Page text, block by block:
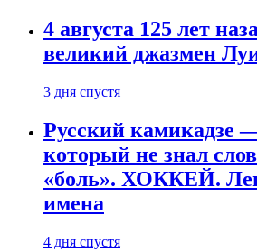
4 августа 125 лет
великий джазмен
3 дня спустя
Русский камикадзе
который не знал
«боль». ХОККЕЙ.
имена
4 дня спустя